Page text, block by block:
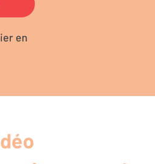
en